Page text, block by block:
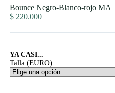
Bounce Negro-Blanco-rojo MA
$ 220.000
YA CASI...
Talla (EURO)